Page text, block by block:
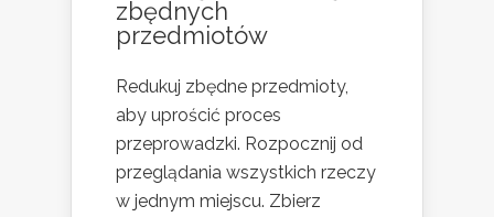
zbędnych
przedmiotów
Redukuj zbędne przedmioty,
aby uprościć proces
przeprowadzki. Rozpocznij od
przeglądania wszystkich rzeczy
w jednym miejscu. Zbierz